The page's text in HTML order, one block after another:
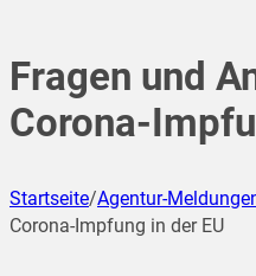
Fragen und
Corona-
Startseite/Agentur-
Corona-Impfung in der EU